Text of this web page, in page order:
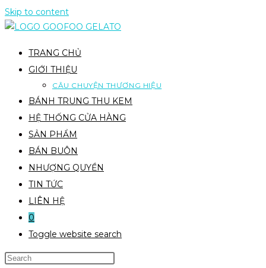
Skip to content
TRANG CHỦ
GIỚI THIỆU
CÂU CHUYỆN THƯƠNG HIỆU
BÁNH TRUNG THU KEM
HỆ THỐNG CỬA HÀNG
SẢN PHẨM
BÁN BUÔN
NHƯỢNG QUYỀN
TIN TỨC
LIÊN HỆ
0
Toggle website search